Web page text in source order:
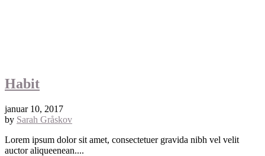
Habit
januar 10, 2017
by Sarah Gråskov
Lorem ipsum dolor sit amet, consectetuer gravida nibh vel velit
auctor aliqueenean....